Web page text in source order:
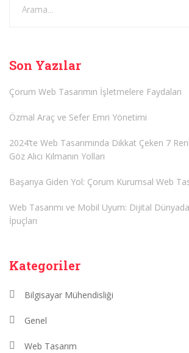
Son Yazılar
Çorum Web Tasarımın İşletmelere Faydaları
Özmal Araç ve Sefer Emri Yönetimi
2024’te Web Tasarımında Dikkat Çeken 7
Göz Alıcı Kılmanın Yolları
Başarıya Giden Yol: Çorum Kurumsal Web
Web Tasarımı ve Mobil Uyum: Dijital
İpuçları
Kategoriler
Bilgisayar Mühendisliği
Genel
Web Tasarım